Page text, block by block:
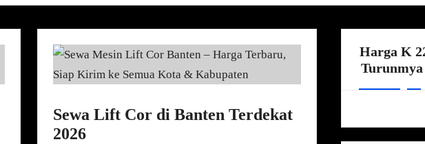
Sewa Lift Cor di Banten Terdekat
2026
Harga K
Turunmya